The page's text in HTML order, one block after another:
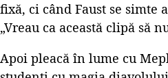
fixă, ci când Faust se simte
„Vreau ca această clipă să
Apoi pleacă în lume cu